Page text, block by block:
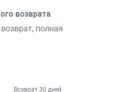
возврата
полная
Возврат 30 дней